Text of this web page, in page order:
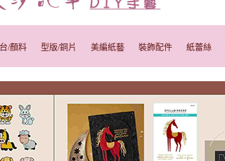
/顏料 型版/銅片 美編紙藝 裝飾配件 紙蕾絲